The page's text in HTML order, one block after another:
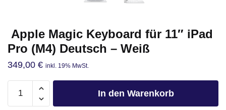
Apple Magic Keyboard für 11″ iPad
Pro (M4) Deutsch – Weiß
349,00 € inkl. 19% MwSt.
In den Warenkorb